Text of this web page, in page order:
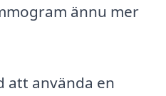
ännu mer
att använda en